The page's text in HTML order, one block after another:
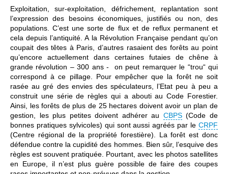
Exploitation, sur-exploitation, défrichement, replantation sont
l’expression des besoins économiques, justifiés ou non, des
populations. C’est une sorte de flux et de reflux permanent et
cela depuis l’antiquité. A la Révolution Française pendant qu’on
coupait des têtes à Paris, d’autres rasaient des forêts au point
qu’encore actuellement dans certaines futaies de chêne à
grande révolution – 300 ans - on peut remarquer le “trou“ qui
correspond à ce pillage. Pour empêcher que la forêt ne soit
rasée au gré des envies des spéculateurs, l’Etat peu à peu a
construit une série de règles qui a abouti au Code Forestier.
Ainsi, les forêts de plus de 25 hectares doivent avoir un plan de
gestion, les plus petites doivent adhérer au CBPS(Code de
bonnes pratiques sylvicoles) qui sont aussi agréés par le CRPF
(Centre régional de la propriété forestière). La forêt est donc
défendue contre la cupidité des hommes. Bien sûr, l’esquive des
règles est souvent pratiquée. Pourtant, avec les photos satellites
en Europe, il n’est plus guère possible de faire des coupes